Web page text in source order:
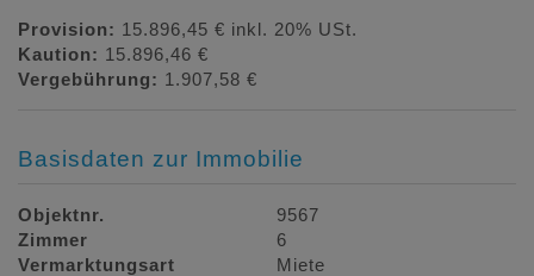
Provision: 15.896,45 € inkl. 20% USt.
Kaution: 15.896,46 €
Vergebührung: 1.907,58 €
Basisdaten zur Immobilie
Objektnr.
9567
Zimmer
6
Vermarktungsart
Miete